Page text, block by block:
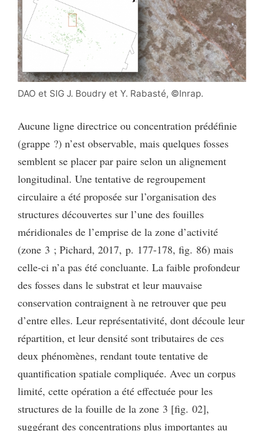
DAO et SIG J. Boudry et Y. Rabasté, ©Inrap.
Aucune ligne directrice ou concentration prédéfinie
(grappe ?) n’est observable, mais quelques fosses
semblent se placer par paire selon un alignement
longitudinal. Une tentative de regroupement
circulaire a été proposée sur l’organisation des
structures découvertes sur l’une des fouilles
méridionales de l’emprise de la zone d’activité
(zone 3 ; Pichard, 2017, p. 177-178, fig. 86) mais
celle-ci n’a pas été concluante. La faible profondeur
des fosses dans le substrat et leur mauvaise
conservation contraignent à ne retrouver que peu
d’entre elles. Leur représentativité, dont découle leur
répartition, et leur densité sont tributaires de ces
deux phénomènes, rendant toute tentative de
quantification spatiale compliquée. Avec un corpus
limité, cette opération a été effectuée pour les
structures de la fouille de la zone 3 [fig. 02],
suggérant des concentrations plus importantes au